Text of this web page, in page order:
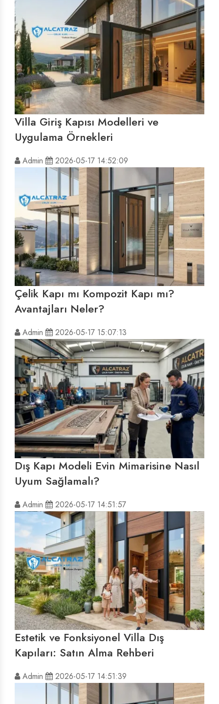
Villa Giriş Kapısı Modelleri ve
Uygulama Örnekleri
Admin 2026-05-17 14:52:09
Çelik Kapı mı Kompozit Kapı mı?
Avantajları Neler?
Admin 2026-05-17 15:07:13
Dış Kapı Modeli Evin Mimarisine Nasıl
Uyum Sağlamalı?
Admin 2026-05-17 14:51:57
Estetik ve Fonksiyonel Villa Dış
Kapıları: Satın Alma Rehberi
Admin 2026-05-17 14:51:39